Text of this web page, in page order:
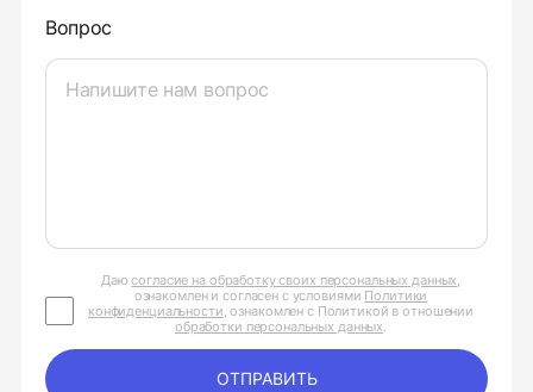
Вопрос
Даюсогласие на обработку своих персональных данных,
ознакомлен и согласен с условиями Политики
конфиденциальности, ознакомлен с Политикой в отношении
обработки персональных данных.
ОТПРАВИТЬ